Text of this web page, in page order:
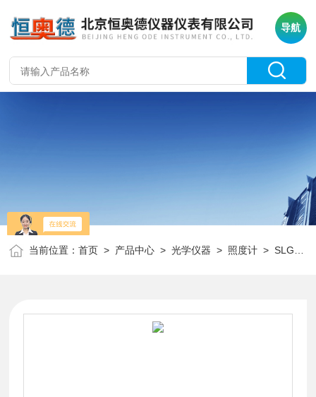
导航
当前位置：首页 > 产品中心 >光学仪器 > 照度计 > SLG-1010A便携式数字照度计